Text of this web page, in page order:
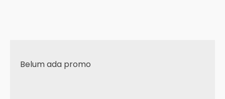
Belum ada promo